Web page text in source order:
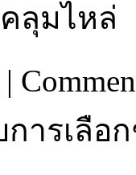
ลุมไหล่
|
ารเลือ